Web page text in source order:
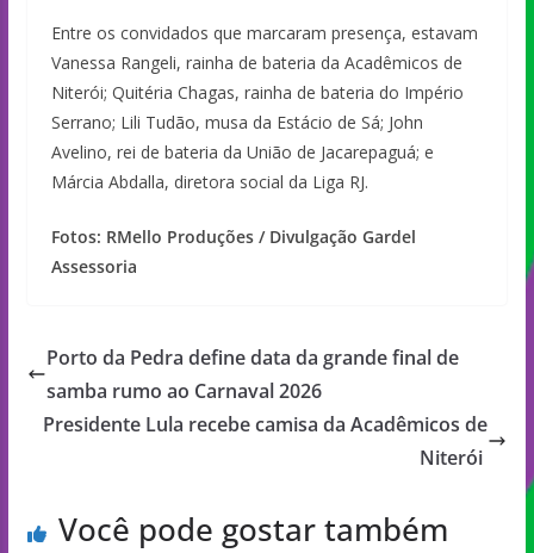
Entre os convidados que marcaram presença, estavam
Vanessa Rangeli, rainha de bateria da Acadêmicos de
Niterói; Quitéria Chagas, rainha de bateria do Império
Serrano; Lili Tudão, musa da Estácio de Sá; John
Avelino, rei de bateria da União de Jacarepaguá; e
Márcia Abdalla, diretora social da Liga RJ.
Fotos: RMello Produções / Divulgação Gardel
Assessoria
Porto da Pedra define data da grande final de
samba rumo ao Carnaval 2026
Presidente Lula recebe camisa da Acadêmicos de
Niterói
Você pode gostar também